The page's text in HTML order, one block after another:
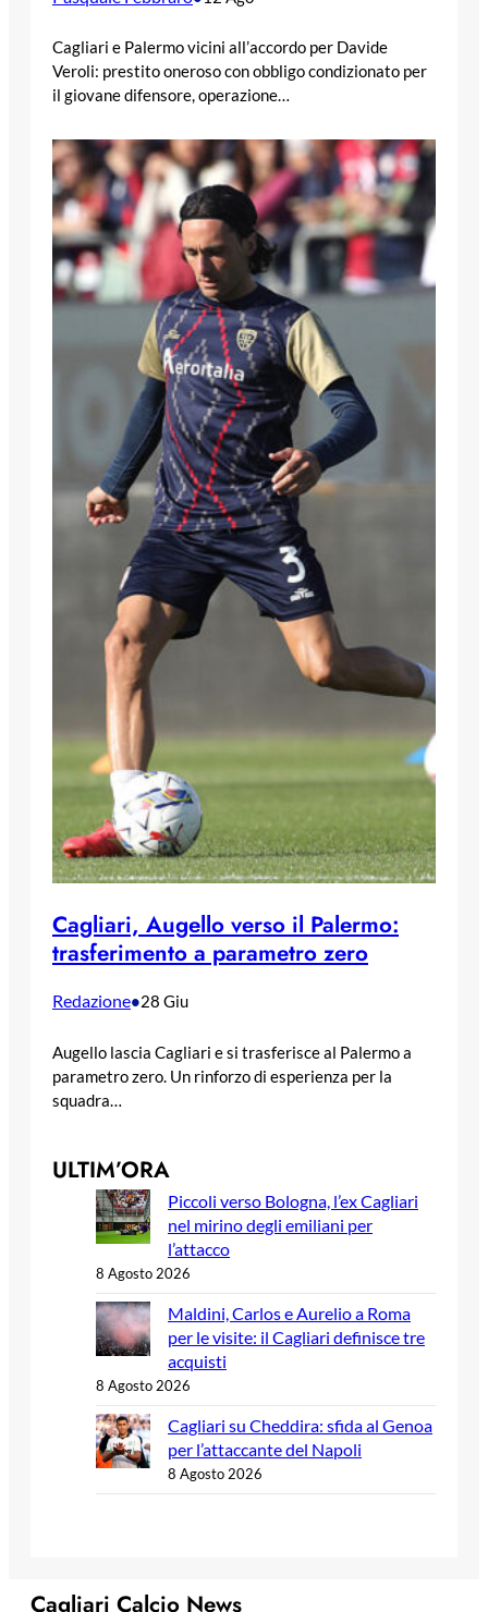
Cagliari e Palermo vicini all’accordo per Davide
Veroli: prestito oneroso con obbligo condizionato per
il giovane difensore, operazione…
Cagliari, Augello verso il Palermo:
trasferimento a parametro zero
Redazione•28 Giu
Augello lascia Cagliari e si trasferisce al Palermo a
parametro zero. Un rinforzo di esperienza per la
squadra…
ULTIM’ORA
Piccoli verso Bologna, l’ex Cagliari
nel mirino degli emiliani per
l’attacco
8 Agosto 2026
Maldini, Carlos e Aurelio a Roma
per le visite: il Cagliari definisce tre
acquisti
8 Agosto 2026
Cagliari su Cheddira: sfida al Genoa
per l’attaccante del Napoli
8 Agosto 2026
Cagliari Calcio News